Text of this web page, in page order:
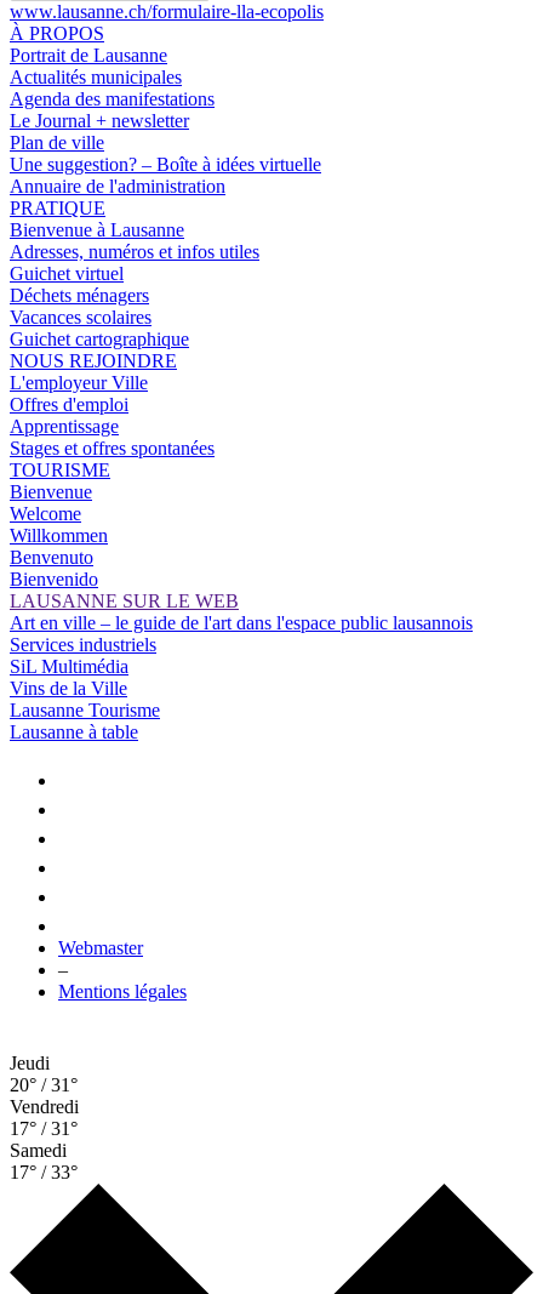
www.lausanne.ch/formulaire-lla-ecopolis
À PROPOS
Portrait de Lausanne
Actualités municipales
Agenda des manifestations
Le Journal + newsletter
Plan de ville
Une suggestion? – Boîte à idées virtuelle
Annuaire de l'administration
PRATIQUE
Bienvenue à Lausanne
Adresses, numéros et infos utiles
Guichet virtuel
Déchets ménagers
Vacances scolaires
Guichet cartographique
NOUS REJOINDRE
L'employeur Ville
Offres d'emploi
Apprentissage
Stages et offres spontanées
TOURISME
Bienvenue
Welcome
Willkommen
Benvenuto
Bienvenido
LAUSANNE SUR LE WEB
Art en ville – le guide de l'art dans l'espace public lausannois
Services industriels
SiL Multimédia
Vins de la Ville
Lausanne Tourisme
Lausanne à table
Webmaster
–
Mentions légales
Jeudi
20° / 31°
Vendredi
17° / 31°
Samedi
17° / 33°